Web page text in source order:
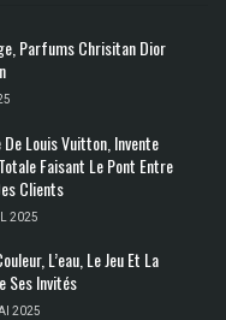
Parfums Chrisitan Dior
Louis Vuitton, Invente
Faisant Le Pont Entre
Clients
2025
L’eau, Le Jeu Et La
Ses Invités
2025